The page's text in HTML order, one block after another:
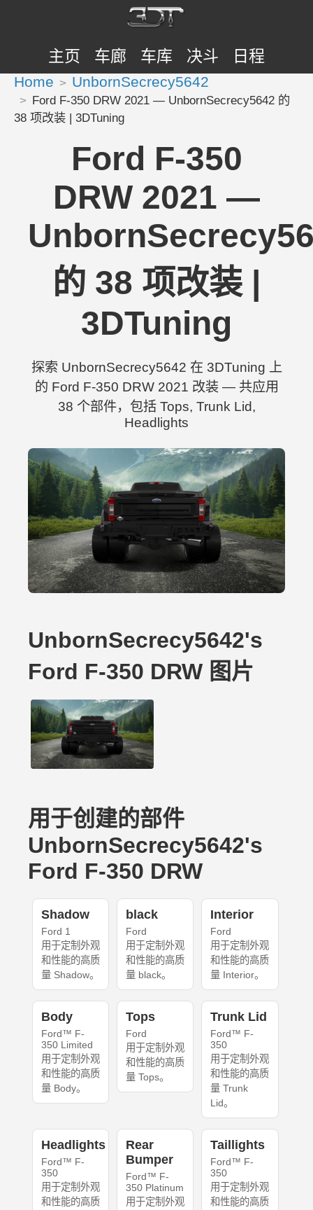
主页 车廊 车库 决斗 日程
Home UnbornSecrecy5642
Ford F-350 DRW 2021 — UnbornSecrecy5642 的
38 项改装 | 3DTuning
Ford F-350
DRW 2021 —
的 38 项改装 |
3DTuning
探索 UnbornSecrecy5642 在 3DTuning 上
的 Ford F-350 DRW 2021 改装 — 共应用
38 个部件，包括 Tops, Trunk Lid,
Headlights
UnbornSecrecy5642's
Ford F-350 DRW 图片
用于创建的部件
UnbornSecrecy5642's
Ford F-350 DRW
Shadow
Ford 1
用于定制外观
和性能的高质
量 Shadow。
black
Ford
用于定制外观
和性能的高质
量 black。
Interior
Ford
用于定制外观
和性能的高质
量 Interior。
Body
Ford™ F-
350 Limited
用于定制外观
和性能的高质
量 Body。
Tops
Ford
用于定制外观
和性能的高质
量 Tops。
Trunk Lid
Ford™ F-
350
用于定制外观
和性能的高质
量 Trunk
Lid。
Headlights
Ford™ F-
350
用于定制外观
和性能的高质
Rear
Bumper
Ford™ F-
350 Platinum
用于定制外观
Taillights
Ford™ F-
350
用于定制外观
和性能的高质